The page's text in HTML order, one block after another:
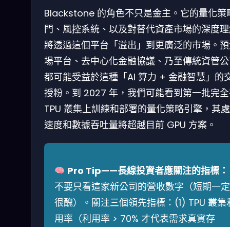
Blackstone 的角色不只是金主。它的量化策
門、風控系統、以及對替代資產市場的深度
將透過這個平台「溢出」到更廣泛的市場。
場平台、去中心化金融協議、乃至傳統資管
都可能受益於這種「AI 算力 + 金融智慧」的
授粉。到 2027 年，我們可能看到第一批完
TPU 叢集上訓練和部署的量化策略引擎，其
速度和數據吞吐量將超越目前 GPU 方案。
Pro Tip——長線投資者應關注的指標：
不要只看這家新公司的營收數字（短期一定
很醜）。關注三個領先指標：(1) TPU 叢集
用率（利用率 > 70% 才代表需求真實存